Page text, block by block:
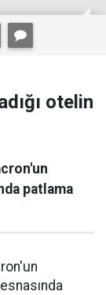
otelin
patlama